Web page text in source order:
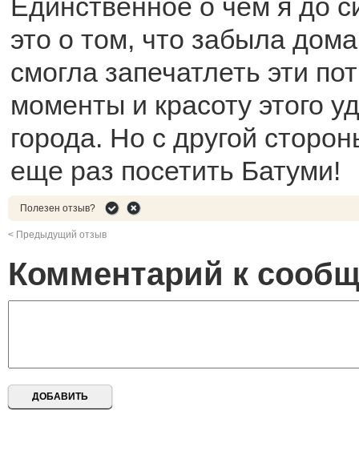
Единственное о чем я до
это о том, что забыла
смогла запечатлеть эти
моменты и красоту этого
города. Но с другой
еще раз посетить Батуми!
Полезен отзыв?
< Предыдущий отзыв
Комментарий к